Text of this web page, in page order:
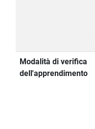
Modalità di verifica
dell'apprendimento